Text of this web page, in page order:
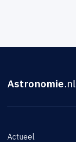
Astronomie.nl
Actueel